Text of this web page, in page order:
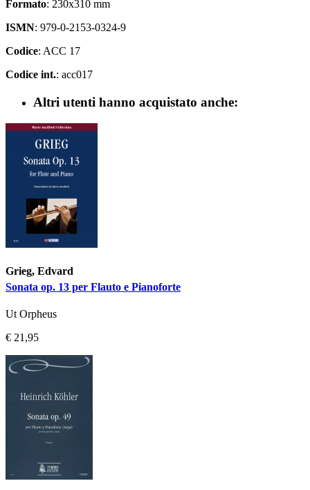
Formato: 230x310 mm
ISMN: 979-0-2153-0324-9
Codice: ACC 17
Codice int.: acc017
Altri utenti hanno acquistato anche:
Grieg, Edvard
Sonata op. 13 per Flauto e Pianoforte
Ut Orpheus
€ 21,95